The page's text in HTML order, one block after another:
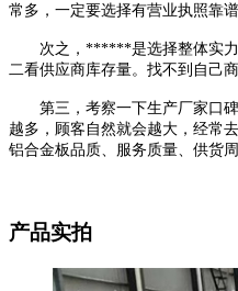
常多，一定要选择有营业执照靠谱
次之，******是选择整体实力
二看供应商库存量。找不到自己
第三，考察一下生产厂家口碑
越多，顾客自然就会越大，经常
铝合金板品质、服务质量、供货周
产品实拍